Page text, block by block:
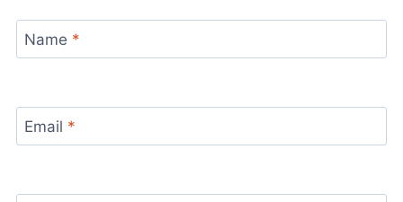
Name *
Email *